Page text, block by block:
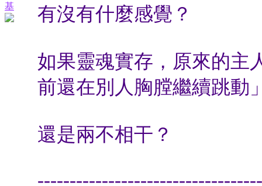
基
有沒有什麼感覺？
如果靈魂實存，原來的主
前還在別人胸膛繼續跳動
還是兩不相干？